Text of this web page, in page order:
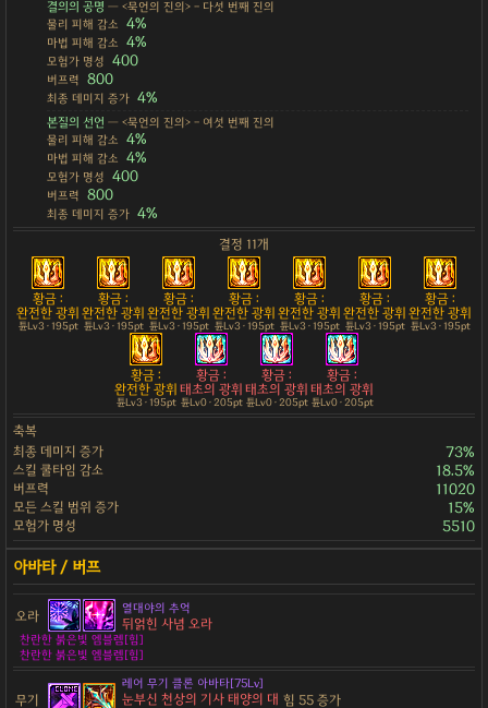
결의의 공명— <묵언의 진의> - 다섯 번째 진의
물리 피해 감소
4%
마법 피해 감소 4%
모험가 명성 400
버프력 800
최종 데미지 증가 4%
본질의 선언— <묵언의 진의> - 여섯 번째 진의
물리 피해 감소
4%
마법 피해 감소 4%
모험가 명성 400
버프력 800
최종 데미지 증가 4%
결정 11개
황금 :
완전한 광휘
튠Lv3 · 195pt
황금 :
완전한 광휘
튠Lv3 · 195pt
황금 :
완전한 광휘
튠Lv3 · 195pt
황금 :
완전한 광휘
튠Lv3 · 195pt
황금 :
완전한 광휘
튠Lv3 · 195pt
황금 :
완전한 광휘
튠Lv3 · 195pt
황금 :
완전한 광휘
튠Lv3 · 195pt
황금 :
완전한 광휘
튠Lv3 · 195pt
황금 :
태초의 광휘
튠Lv0 · 205pt
황금 :
태초의 광휘
튠Lv0 · 205pt
황금 :
태초의 광휘
튠Lv0 · 205pt
축복
최종 데미지 증가
73%
스킬 쿨타임 감소 18.5%
버프력 11020
모든 스킬 범위 증가 15%
모험가 명성 5510
오라 열대야의 추억
뒤얽힌 사념 오라
찬란한 붉은빛 엠블렘[힘]
찬란한 붉은빛 엠블렘[힘]
무기
레어 무기 클론 아바타[75Lv]
눈부신 천상의 기사 태양의 대 힘 55 증가